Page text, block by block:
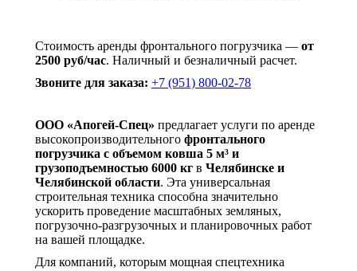
Стоимость аренды фронтального погрузчика — от
2500 руб/час. Наличный и безналичный расчет.
Звоните для заказа: +7 (951) 800-02-78
ООО «Апогей-Спец» предлагает услуги по аренде
высокопроизводительного фронтального
погрузчика с объемом ковша 5 м³ и
грузоподъемностью 6000 кг в Челябинске и
Челябинской области. Эта универсальная
строительная техника способна значительно
ускорить проведение масштабных земляных,
погрузочно-разгрузочных и планировочных работ
на вашей площадке.
Для компаний, которым мощная спецтехника